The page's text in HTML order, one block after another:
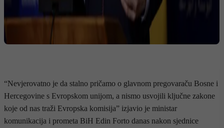
“Nevjerovatno je da stalno pričamo o glavnom pregovaraču Bosne i
Hercegovine s Evropskom unijom, a nismo usvojili ključne zakone
koje od nas traži Evropska komisija” izjavio je ministar
komunikacija i prometa BiH Edin Forto danas nakon sjednice